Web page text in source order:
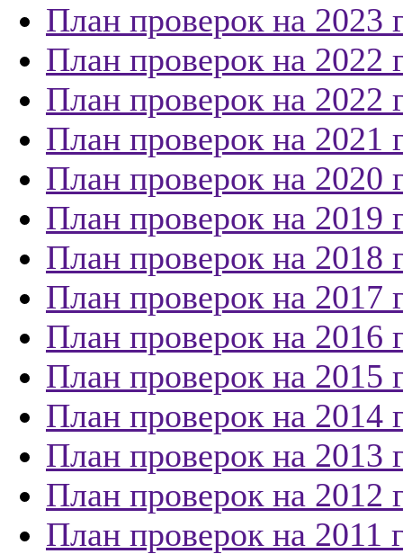
План проверок на 2023
План проверок на 2022
План проверок на 2022
План проверок на 2021
План проверок на 2020
План проверок на 2019
План проверок на 2018
План проверок на 2017
План проверок на 2016
План проверок на 2015
План проверок на 2014
План проверок на 2013
План проверок на 2012
План проверок на 2011